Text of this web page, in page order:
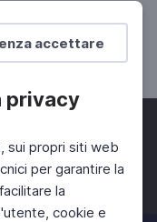
accettare
privacy
sui propri siti web
per garantire la
la
cookie e
SECONDARIA 1°
Instagram